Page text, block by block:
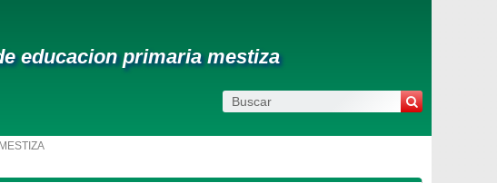
educacion primaria mestiza